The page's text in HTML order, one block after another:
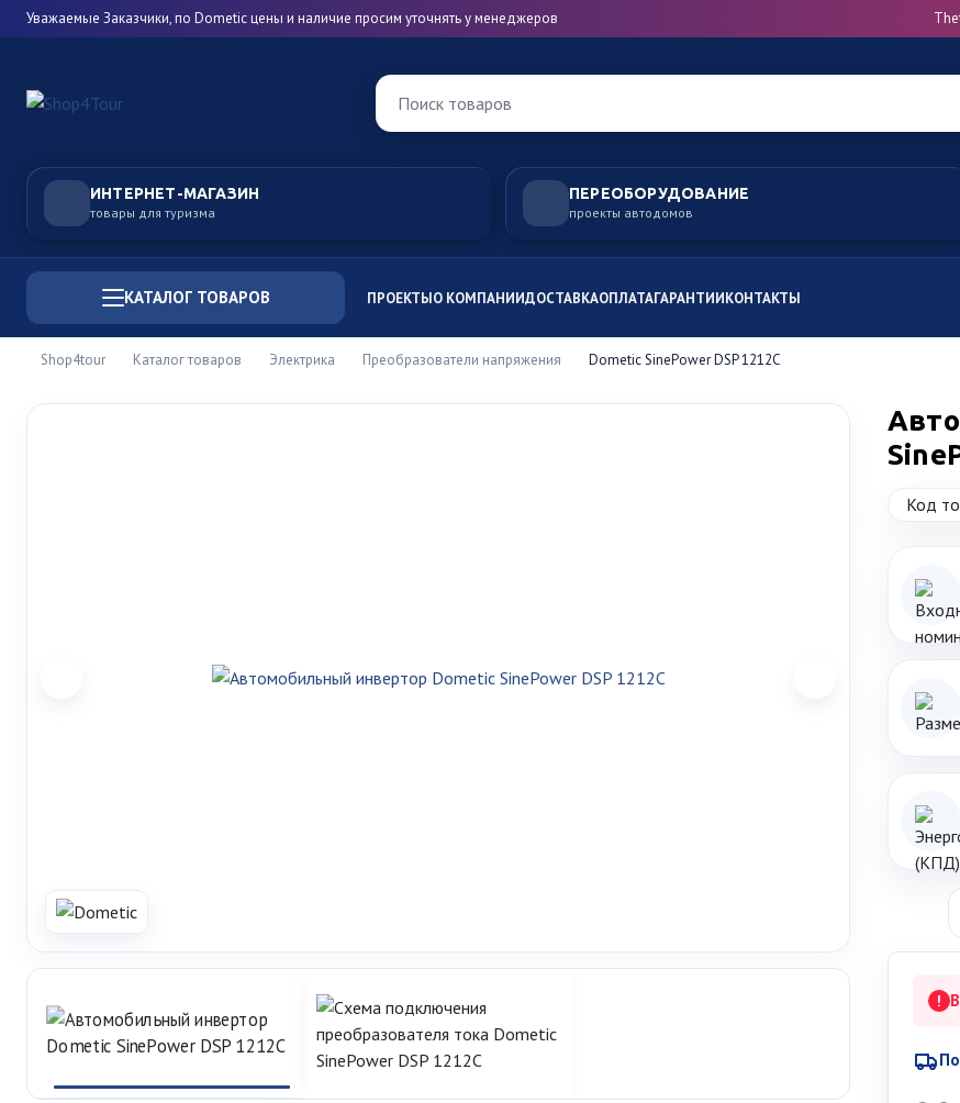
Уважаемые Заказчики, по Dometic цены и наличие просим уточнять у менеджеров
Поиск товаров
ИНТЕРНЕТ-МАГАЗИН
товары для туризма
ПЕРЕОБОРУДОВАНИЕ
проекты автодомов
КАТАЛОГ ТОВАРОВ ПРОЕКТЫО КОМПАНИИДОСТАВКАОПЛАТАГАРАНТИИКОНТАКТЫ
Shop4tour Каталог товаров Электрика Преобразователи напряжения Dometic SinePower DSP 1212C
Код
!